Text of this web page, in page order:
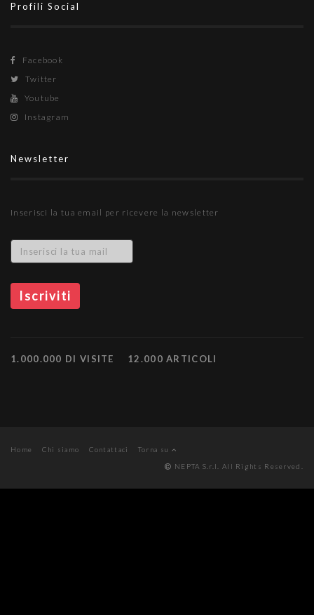
Profili Social
Facebook
Twitter
Youtube
Instagram
Newsletter
Inserisci la tua email per ricevere la newsletter
1.000.000 DI VISITE 12.000 ARTICOLI
Home Chi siamo Contattaci
Torna su
NEPTA S.r.l. All Rights Reserved.